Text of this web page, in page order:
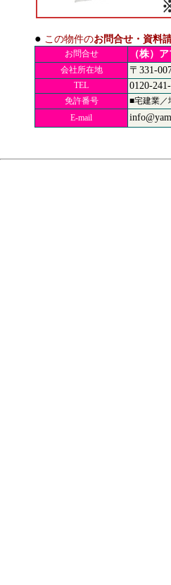
● この物件のお問合せ・資料
お問合せ （株）
会社所在地 〒331-
TEL 0120-
免許番号
■宅建業／
E-mail